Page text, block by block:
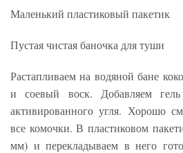
Маленький пластиковый пакетик
Пустая чистая баночка для туши
Растапливаем на водяной бане
и соевый воск. Добавляем
активированного угля. Хорошо
все комочки. В пластиковом
мм) и перекладываем в него